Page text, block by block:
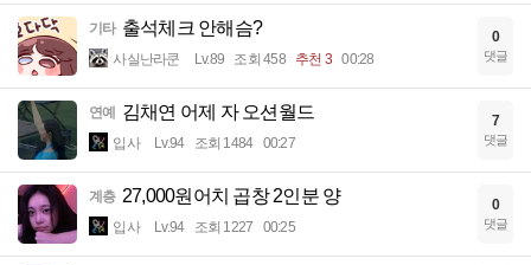
기타 출석체크 안해슴?
사실난라쿤 Lv.89 조회 458 추천 3 00:28
0
댓글
연예 김채연 어제 자 오션월드
입사 Lv.94 조회 1484 00:27
7
댓글
계층 27,000원어치 곱창 2인분 양
입사 Lv.94 조회 1227 00:25
0
댓글